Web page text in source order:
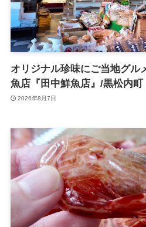
オリジナル珍味にご当地グル
魚店『田中鮮魚店』/黒松内町
2026年8月7日